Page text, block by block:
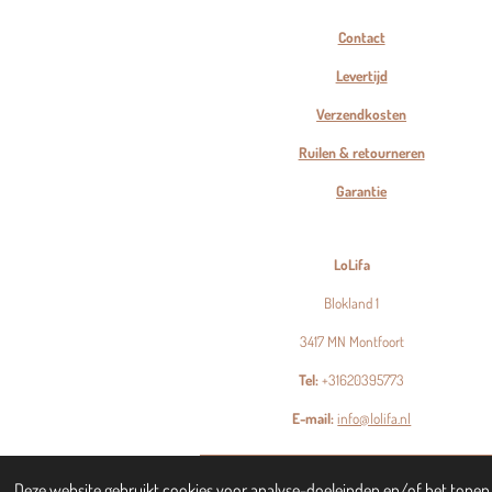
Contact
Levertijd
Verzendkosten
Ruilen & retourneren
Garantie
LoLifa
Blokland 1
3417 MN Montfoort
Tel:+31620395773
E-mail:info@lolifa.nl
© 2023 - 2026 LoLifa